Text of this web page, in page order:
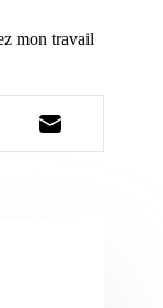
mon travail